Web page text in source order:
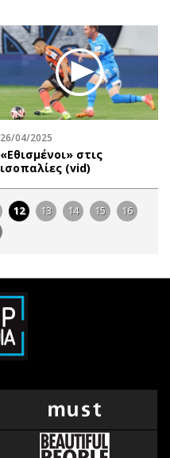
26/04/2025
«Εθισμένοι» στις
ισοπαλίες (vid)
12 13 14 15 16